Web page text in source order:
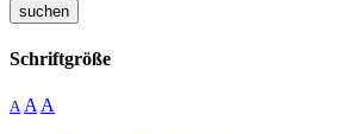
suchen
Schriftgröße
A A A